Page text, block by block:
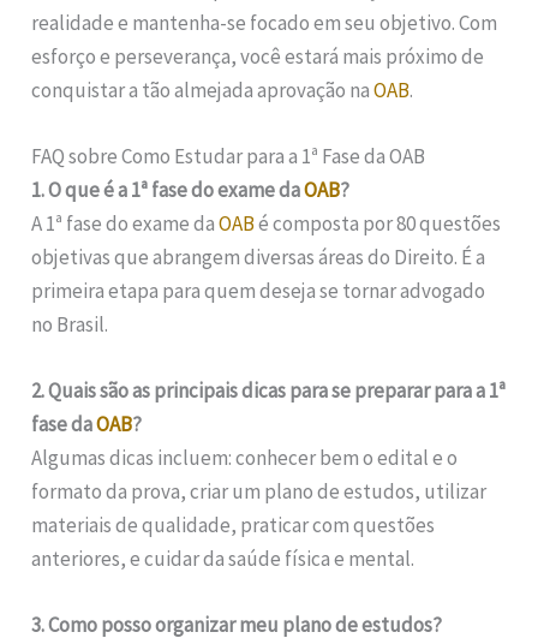
realidade e mantenha-se focado em seu objetivo. Com
esforço e perseverança, você estará mais próximo de
conquistar a tão almejada aprovação naOAB.
FAQ sobre Como Estudar para a 1ª Fase da OAB
1. O que é a 1ª fase do exame daOAB?
A 1ª fase do exame daOABé composta por 80 questões
objetivas que abrangem diversas áreas do Direito. É a
primeira etapa para quem deseja se tornar advogado
no Brasil.
2. Quais são as principais dicas para se preparar para a 1ª
fase daOAB?
Algumas dicas incluem: conhecer bem o edital e o
formato da prova, criar um plano de estudos, utilizar
materiais de qualidade, praticar com questões
anteriores, e cuidar da saúde física e mental.
3. Como posso organizar meu plano de estudos?